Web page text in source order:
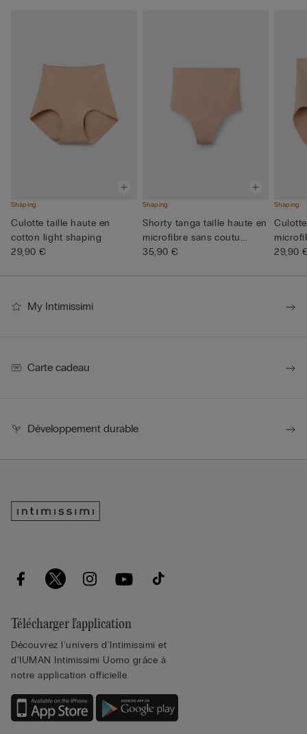
Shaping
Culotte taille haute en
cotton light shaping
29,90 €
Shaping
Shorty tanga taille haute en
microfibre sans coutu...
35,90 €
Shaping
29,90
My Intimissimi
Carte cadeau
Développement durable
Télécharger l'application
Découvrez l'univers d'Intimissimi et
d'IUMAN Intimissimi Uomo grâce à
notre application officielle.